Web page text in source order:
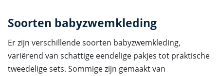
Soorten babyzwemkleding
Er zijn verschillende soorten babyzwemkleding,
variërend van schattige eendelige pakjes tot praktische
tweedelige sets. Sommige zijn gemaakt van